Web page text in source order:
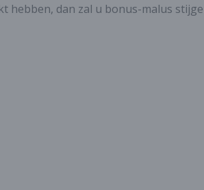
hebben, dan zal u bonus-malus